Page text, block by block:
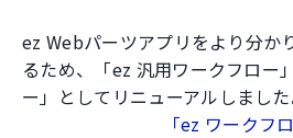
ez Webパーツアプリをより分か
るため、「ez 汎用ワークフロー
ー」としてリニューアルしました
「ez ワークフ